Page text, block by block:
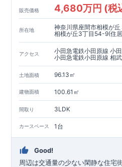
販売価格 4,680万円 (税
所在地
神奈川県座間市相模が
相模が丘3丁目54-9(住
アクセス
小田急電鉄小田原線 小
小田急電鉄小田原線 相
土地面積 96.13㎡
建物面積 100.61㎡
間取り 3LDK
カースペース 1台
Good!
周辺は交通量の少ない閑静な住宅